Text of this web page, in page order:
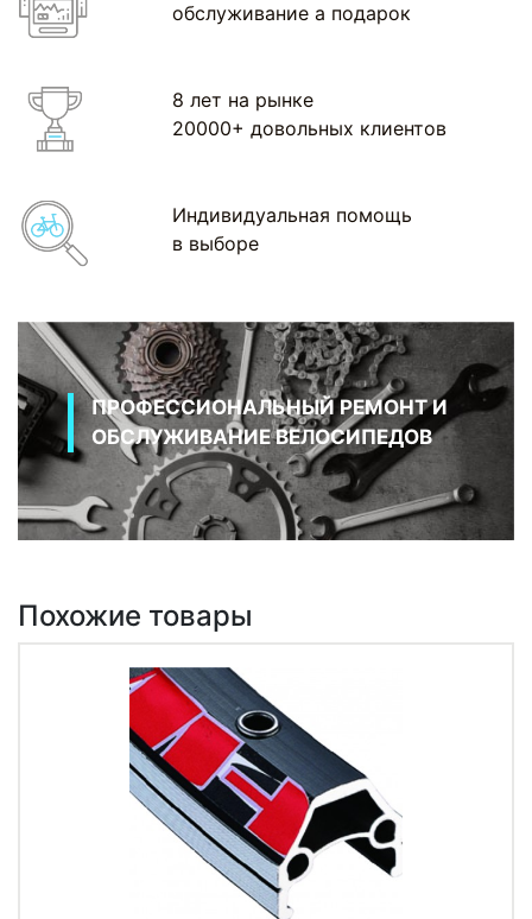
обслуживание а подарок
8 лет на рынке
20000+ довольных клиентов
Индивидуальная помощь
в выборе
ПРОФЕССИОНАЛЬНЫЙ РЕМОНТ И
ОБСЛУЖИВАНИЕ ВЕЛОСИПЕДОВ
Похожие товары